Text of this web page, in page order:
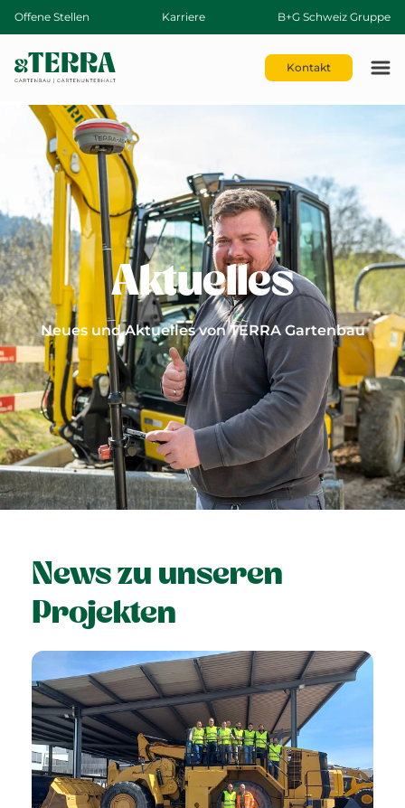
Offene Stellen Karriere B+G Schweiz Gruppe
Kontakt
Aktuelles
Neues und Aktuelles von TERRA Gartenbau
News zu unseren
Projekten